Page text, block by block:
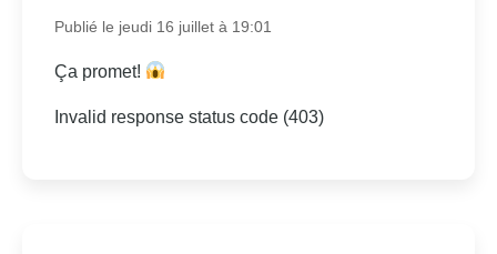
Publié le jeudi 16 juillet à 19:01
Ça promet!
Invalid response status code (403)